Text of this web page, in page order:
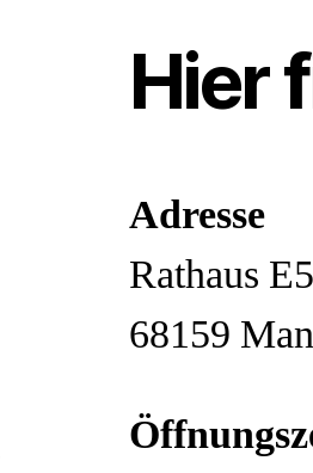
Hier
Adresse
Rathaus E5
68159